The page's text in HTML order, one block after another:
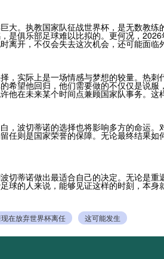
大。执教国家队征战世界杯，是无数教
是俱乐部足球难以比拟的。更何况，
离开，不仅会失去这次机会，还可能面临
，实际上是一场情感与梦想的较量。热
希望他回归，他们需要做的不仅仅是说
他在未来某个时间点兼顾国家队事务。
，波切蒂诺的选择也将影响多方的命运
任则是国家荣誉的保障。无论最终结果
切蒂诺做出最适合自己的决定。无论是
球的人来说，能够见证这样的时刻，本
在放弃世界杯离任 这可能发生